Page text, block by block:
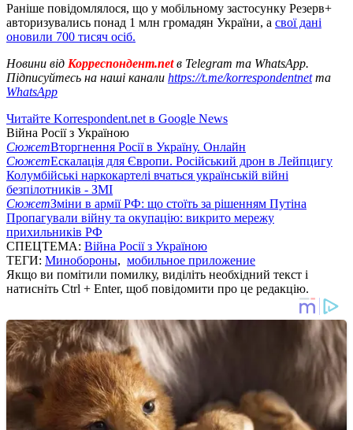
Раніше повідомлялося, що у мобільному застосунку Резерв+
авторизувались понад 1 млн громадян України, а свої дані
оновили 700 тисяч осіб.
Новини від Корреспондент.netв Telegram та WhatsApp.
Підписуйтесь на наші канали https://t.me/korrespondentnetта
WhatsApp
Читайте Korrespondent.net в Google News
Війна Росії з Україною
СюжетВторгнення Росії в Україну. Онлайн
СюжетЕскалація для Європи. Російський дрон в Лейпцигу
Колумбійські наркокартелі вчаться українській війні
безпілотників - ЗМІ
СюжетЗміни в армії РФ: що стоїть за рішенням Путіна
Пропагували війну та окупацію: викрито мережу
прихильників РФ
СПЕЦТЕМА: Війна Росії з Україною
ТЕГИ: Минобороны, мобильное приложение
Якщо ви помітили помилку, виділіть необхідний текст і
натисніть Ctrl + Enter, щоб повідомити про це редакцію.